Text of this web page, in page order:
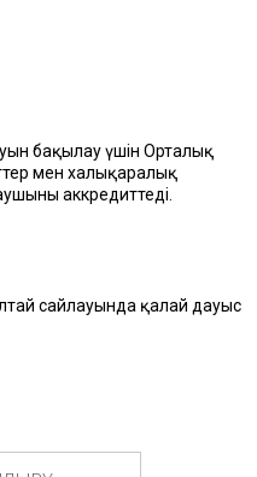
бақылау үшін Орталық
мен халықаралық
аккредиттеді.
сайлауында қалай дауыс